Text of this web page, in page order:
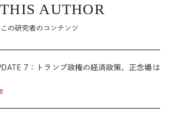
AUTHOR
この研究者のコンテンツ
7：トランプ政権の経済政策、正念場は